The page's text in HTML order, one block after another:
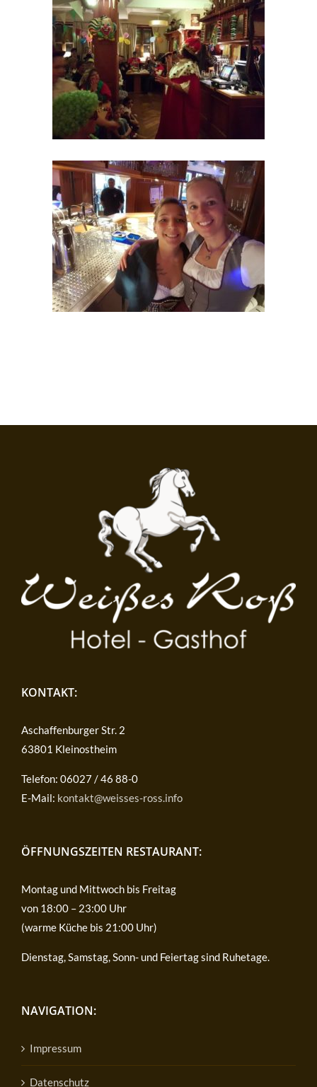
St.Patricks Day mit iSATK am 17.03.2017
Kulinarische Fastnacht Feb. 2017
KONTAKT:
Aschaffenburger Str. 2
63801 Kleinostheim
Telefon: 06027 / 46 88-0
E-Mail: kontakt@weisses-ross.info
ÖFFNUNGSZEITEN RESTAURANT:
Montag und Mittwoch bis Freitag
von 18:00 – 23:00 Uhr
(warme Küche bis 21:00 Uhr)
Dienstag, Samstag, Sonn- und Feiertag sind Ruhetage.
NAVIGATION:
Impressum
Datenschutz